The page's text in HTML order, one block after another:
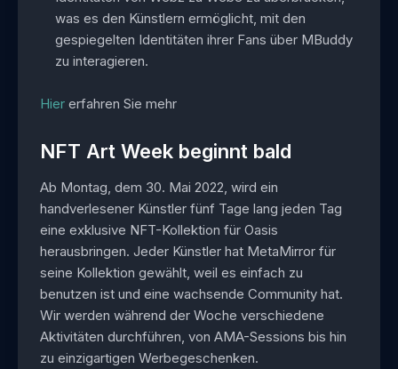
was es den Künstlern ermöglicht, mit den
gespiegelten Identitäten ihrer Fans über MBuddy
zu interagieren.
Hier erfahren Sie mehr
NFT Art Week beginnt bald
Ab Montag, dem 30. Mai 2022, wird ein
handverlesener Künstler fünf Tage lang jeden Tag
eine exklusive NFT-Kollektion für Oasis
herausbringen. Jeder Künstler hat MetaMirror für
seine Kollektion gewählt, weil es einfach zu
benutzen ist und eine wachsende Community hat.
Wir werden während der Woche verschiedene
Aktivitäten durchführen, von AMA-Sessions bis hin
zu einzigartigen Werbegeschenken.